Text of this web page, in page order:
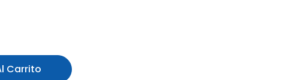
Carrito